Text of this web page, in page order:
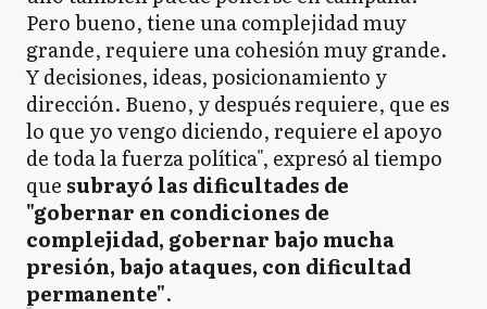
Pero bueno, tiene una complejidad muy
grande, requiere una cohesión muy grande.
Y decisiones, ideas, posicionamiento y
dirección. Bueno, y después requiere, que es
lo que yo vengo diciendo, requiere el apoyo
de toda la fuerza política", expresó al tiempo
que subrayó las dificultades de
"gobernar en condiciones de
complejidad, gobernar bajo mucha
presión, bajo ataques, con dificultad
permanente".